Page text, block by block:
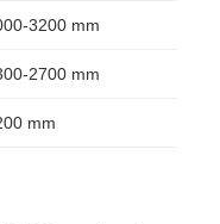
3200 mm
2700 mm
mm